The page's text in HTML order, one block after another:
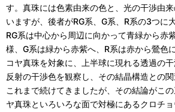
す。真珠には色素由来の色と、光の干渉由
いますが、後者がRG系、G系、R系の3つに
RG系は中心から周辺に向かって青緑から赤
様、G系は緑から赤紫へ、R系は赤から鶯色
コヤ真珠を対象に、上半球に現れる透過の
反射の干渉色を観察し、その結晶構造との
これまで続けてきましたが、その結論がこ
ヤ真珠といろいろな面で対極にあるクロチ